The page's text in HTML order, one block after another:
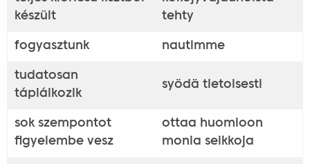
készült
tehty
fogyasztunk nautimme
tudatosan
táplálkozik
syödä tietoisesti
sok szempontot
figyelembe vesz
ottaa huomioon
monia seikkoja